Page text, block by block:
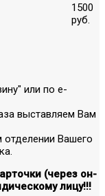
1500
руб.
или по е-
выставляем Вам
Вашего
(через он-
лицу!!!